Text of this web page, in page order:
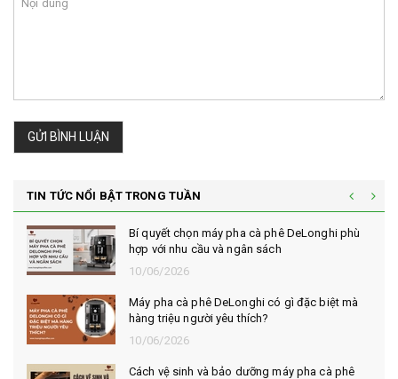
GỬI BÌNH LUẬN
TIN TỨC NỔI BẬT TRONG TUẦN
Bí quyết chọn máy pha cà phê DeLonghi phù
hợp với nhu cầu và ngân sách
10/06/2026
Máy pha cà phê DeLonghi có gì đặc biệt mà
hàng triệu người yêu thích?
10/06/2026
Cách vệ sinh và bảo dưỡng máy pha cà phê